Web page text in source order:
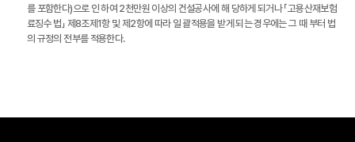
를 포함한다)으로 인 하여 2천만원 이상의 건설공사에 해 당하게 되거나 「고용산재보험
료징수 법」 제8조제1항 및 제2항에 따라 일 괄적용을 받게 되는 경우에는 그 때 부터 법
의 규정의 전부를 적용한다.